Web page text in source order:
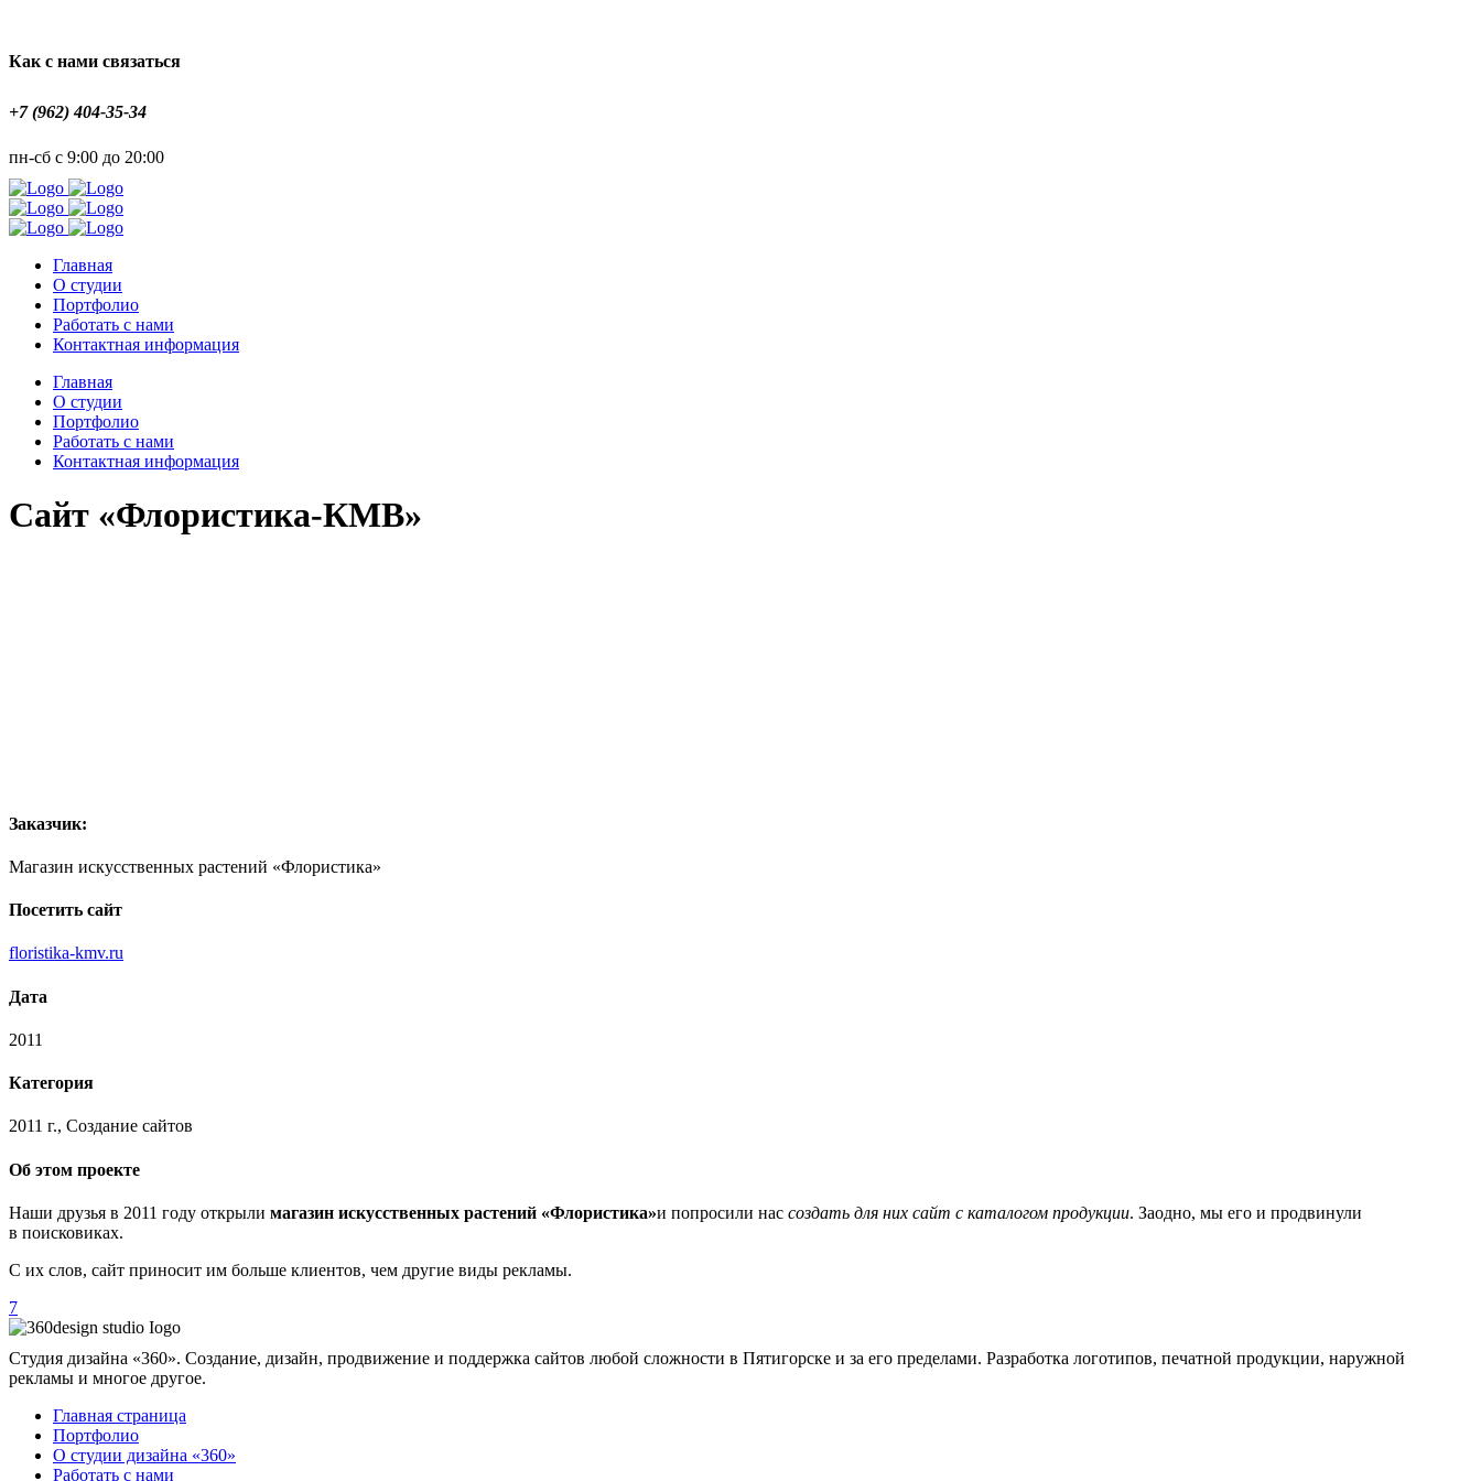
Как с нами связаться
+7 (962) 404-35-34
пн-сб с 9:00 до 20:00
Главная
О студии
Портфолио
Работать с нами
Контактная информация
Главная
О студии
Портфолио
Работать с нами
Контактная информация
Сайт «Флористика-КМВ»
Заказчик:
Магазин искусственных растений «Флористика»
Посетить сайт
floristika-kmv.ru
Дата
2011
Категория
2011 г., Создание сайтов
Об этом проекте
Наши друзья в 2011 году открыли магазин искусственных растений «Флористика»и попросили нас создать для них сайт с каталогом продукции. Заодно, мы его и продвинули
в поисковиках.
С их слов, сайт приносит им больше клиентов, чем другие виды рекламы.
7
Студия дизайна «360». Создание, дизайн, продвижение и поддержка сайтов любой сложности в Пятигорске и за его пределами. Разработка логотипов, печатной продукции, наружной
рекламы и многое другое.
Главная страница
Портфолио
О студии дизайна «360»
Работать с нами